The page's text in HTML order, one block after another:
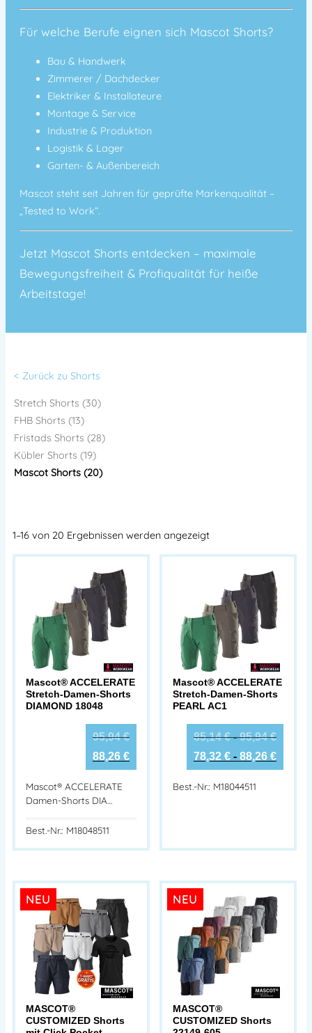
Für welche Berufe eignen sich Mascot Shorts?
Bau & Handwerk
Zimmerer / Dachdecker
Elektriker & Installateure
Montage & Service
Industrie & Produktion
Logistik & Lager
Garten- & Außenbereich
Mascot steht seit Jahren für geprüfte Markenqualität –
„Tested to Work“.
Jetzt Mascot Shorts entdecken – maximale
Bewegungsfreiheit & Profiqualität für heiße
Arbeitstage!
< Zurück zu Shorts
Stretch Shorts (30)
FHB Shorts (13)
Fristads Shorts (28)
Kübler Shorts (19)
Mascot Shorts (20)
1–16 von 20 Ergebnissen werden angezeigt
Mascot® ACCELERATE
Stretch-Damen-Shorts
DIAMOND 18048
95,94€
88,26 €
Mascot® ACCELERATE
Damen-Shorts DIA…
Best.-Nr.: M18048511
Mascot® ACCELERATE
Stretch-Damen-Shorts
PEARL AC1
85,14€-95,94€
78,32 €- 88,26 €
Best.-Nr.: M18044511
NEU
MASCOT®
CUSTOMIZED Shorts
NEU
MASCOT®
CUSTOMIZED Shorts